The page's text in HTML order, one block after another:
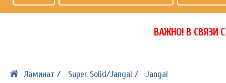
ВАЖНО! В СВЯЗИ
Ламинат / Super Solid/Jangal / Jangal